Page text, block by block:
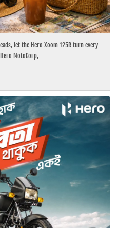
let the Hero Xoom 125R turn every
MotoCorp,